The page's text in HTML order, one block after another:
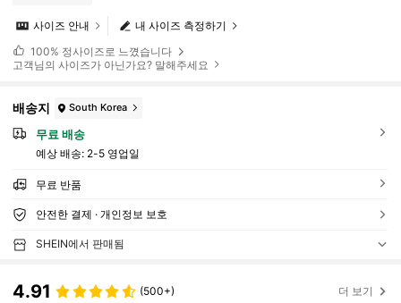
내 사이즈 측정하기
사이즈 안내
100% 정사이즈로 느꼈습니다
고객님의 사이즈가 아닌가요? 말해주세요
배송지 South Korea
무료 배송
예상 배송: 2-5 영업일
무료 반품
안전한 결제 · 개인정보 보호
SHEIN에서 판매됨
4.91 (500+) 더 보기